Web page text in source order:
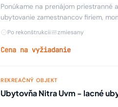
Ponúkame na prenájom priestranné
ubytovanie zamestnancov firiem,
skupín. Kapacita, vybavenie aj lokalita
Po rekonštrukcii zmiesany
Cena na vyžiadanie
REKREAČNÝ OBJEKT
Ubytovňa Nitra Uvm - lacné